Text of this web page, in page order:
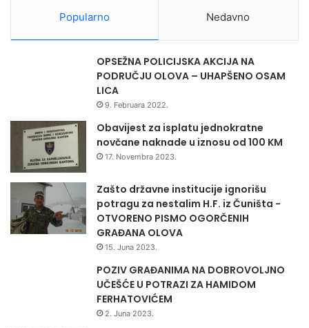
Popularno Nedavno
OPSEŽNA POLICIJSKA AKCIJA NA
PODRUČJU OLOVA – UHAPŠENO OSAM
LICA
9. Februara 2022.
Obavijest za isplatu jednokratne
novčane naknade u iznosu od 100 KM
17. Novembra 2023.
Zašto državne institucije ignorišu
potragu za nestalim H.F. iz Čuništa -
OTVORENO PISMO OGORČENIH
GRAĐANA OLOVA
15. Juna 2023.
POZIV GRAĐANIMA NA DOBROVOLJNO
UČEŠĆE U POTRAZI ZA HAMIDOM
FERHATOVIĆEM
2. Juna 2023.